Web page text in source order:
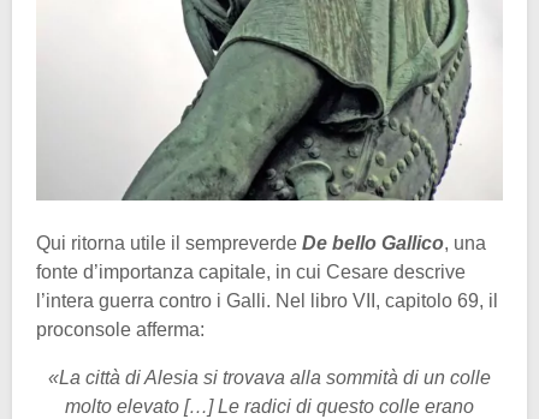
Qui ritorna utile il sempreverde De bello Gallico, una
fonte d’importanza capitale, in cui Cesare descrive
l’intera guerra contro i Galli. Nel libro VII, capitolo 69, il
proconsole afferma:
«La città di Alesia si trovava alla sommità di un colle
molto elevato […] Le radici di questo colle erano